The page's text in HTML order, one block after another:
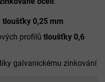
tloušťky 0,25 mm
profilů tloušťky 0,6
galvanickému zinkování